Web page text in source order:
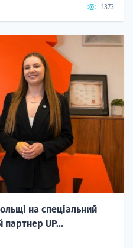
1373
на спеціальний
UP...